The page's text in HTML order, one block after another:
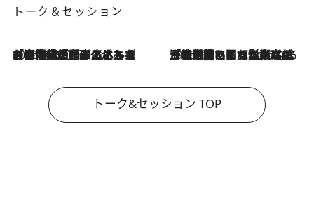
トーク＆セッション
2026.8.3
「今後値上げがあるとすれば…」「リスクがあるのは今年の冬」エネルギー専門家が語る、ホルムズ海峡封鎖が家庭にもたらす“ある心配” 2026.8.3
「住宅建てられない…」「サーチャージ料の高値が続いている」ホルムズ海峡封鎖による影響はいつまで続く？《エネルギー専門家に聞く“どうなる日本の暮らし”》
トーク&セッション TOP